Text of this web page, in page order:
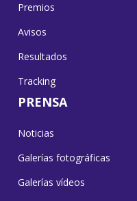
Premios
Avisos
Resultados
Tracking
PRENSA
Noticias
Galerías fotográficas
Galerías vídeos